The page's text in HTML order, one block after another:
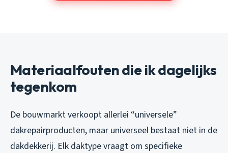
Materiaalfouten die ik dagelijks
tegenkom
De bouwmarkt verkoopt allerlei “universele”
dakrepairproducten, maar universeel bestaat niet in de
dakdekkerij. Elk daktype vraagt om specifieke